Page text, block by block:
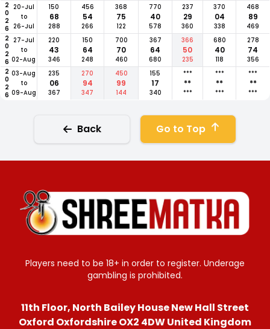
2026 20-Jul
to
26-Jul
150
68
288
456
54
266
368
75
122
770
40
578
237
29
360
370
04
338
468
89
469
2026 27-Jul
to
02-Aug
220
43
346
150
64
248
700
70
460
367
64
680
366
50
235
680
40
118
278
74
356
2026 03-Aug
to
09-Aug
235
06
367
270
94
347
450
99
144
155
17
340
***
**
***
***
**
***
***
**
***
Back Go to Top
Players need to be 18+ in order to register. Underage
gambling is prohibited.
11th Floor, North Bailey House New Hall Street
Oxford Oxfordshire OX2 4DW United Kingdom